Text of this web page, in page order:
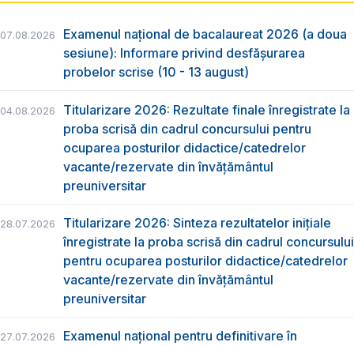
07.08.2026
Examenul național de bacalaureat 2026 (a doua
sesiune): Informare privind desfășurarea
probelor scrise (10 - 13 august)
04.08.2026
Titularizare 2026: Rezultate finale înregistrate la
proba scrisă din cadrul concursului pentru
ocuparea posturilor didactice/catedrelor
vacante/rezervate din învăţământul
preuniversitar
28.07.2026
Titularizare 2026: Sinteza rezultatelor inițiale
înregistrate la proba scrisă din cadrul concursului
pentru ocuparea posturilor didactice/catedrelor
vacante/rezervate din învăţământul
preuniversitar
27.07.2026
Examenul național pentru definitivare în